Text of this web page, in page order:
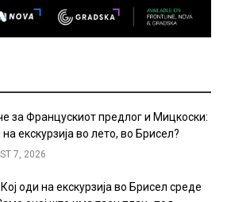
за Францускиот предлог и Мицкоски:
на екскурзија во лето, во Брисел?
7, 2026
оди на екскурзија во Брисел среде